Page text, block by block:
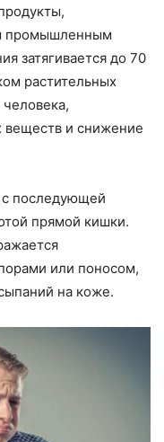
промышленным
затягивается до 70
растительных
веществ и снижение
с последующей
прямой кишки.
или поносом,
на коже.